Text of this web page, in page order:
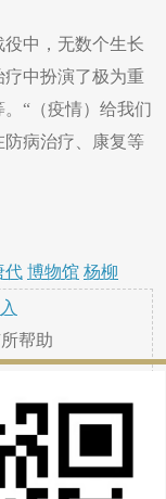
中，无数个生长
中扮演了极为重
“（疫情）给我们
病治疗、康复等
代 博物馆 杨柳
帮助